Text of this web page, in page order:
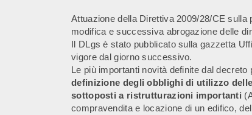
Attuazione della Direttiva 2009/28/CE sulla
modifica e successiva abrogazione delle
Il DLgs è stato pubblicato sulla gazzetta
vigore dal giorno successivo.
Le più importanti novità definite dal
definizione degli obblighi di utilizzo
sottoposti a ristrutturazioni importanti
compravendita e locazione di un edifico,